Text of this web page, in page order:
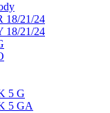
18/21/24
18/21/24
5 G
5 GA